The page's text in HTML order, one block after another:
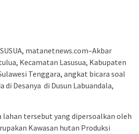
matanetnews.com–Akbar
Kecamatan Lasusua, Kabupaten
Tenggara, angkat bicara soal
di Desanya di Dusun Labuandala,
lahan tersebut yang dipersoalkan oleh
Kawasan hutan Produksi